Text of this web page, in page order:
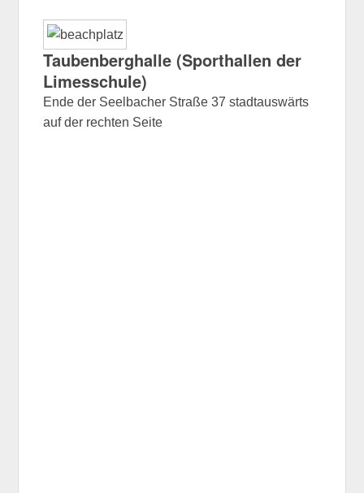
Taubenberghalle (Sporthallen der
Limesschule)
Ende der Seelbacher Straße 37 stadtauswärts
auf der rechten Seite